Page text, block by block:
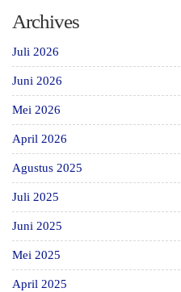
Archives
Juli 2026
Juni 2026
Mei 2026
April 2026
Agustus 2025
Juli 2025
Juni 2025
Mei 2025
April 2025